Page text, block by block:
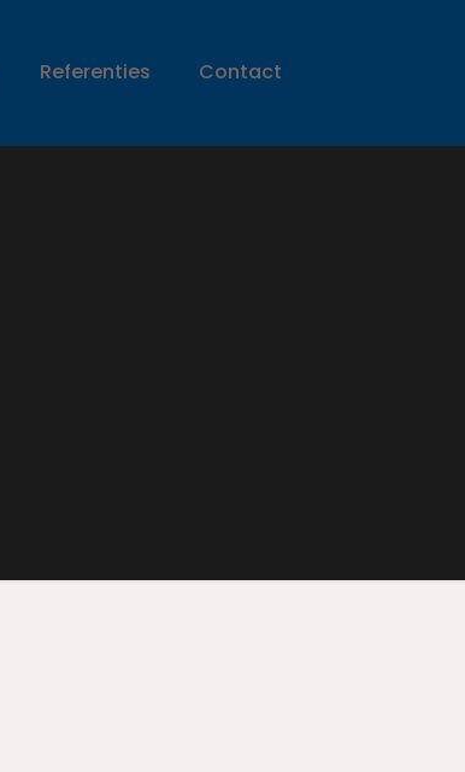
Referenties Contact